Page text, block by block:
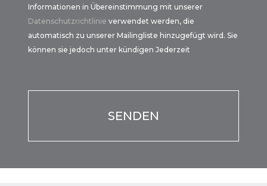
Informationen in Übereinstimmung mit unserer
Datenschutzrichtlinieverwendet werden, die
automatisch zu unserer Mailingliste hinzugefügt wird. Sie
können sie jedoch unter kündigen Jederzeit